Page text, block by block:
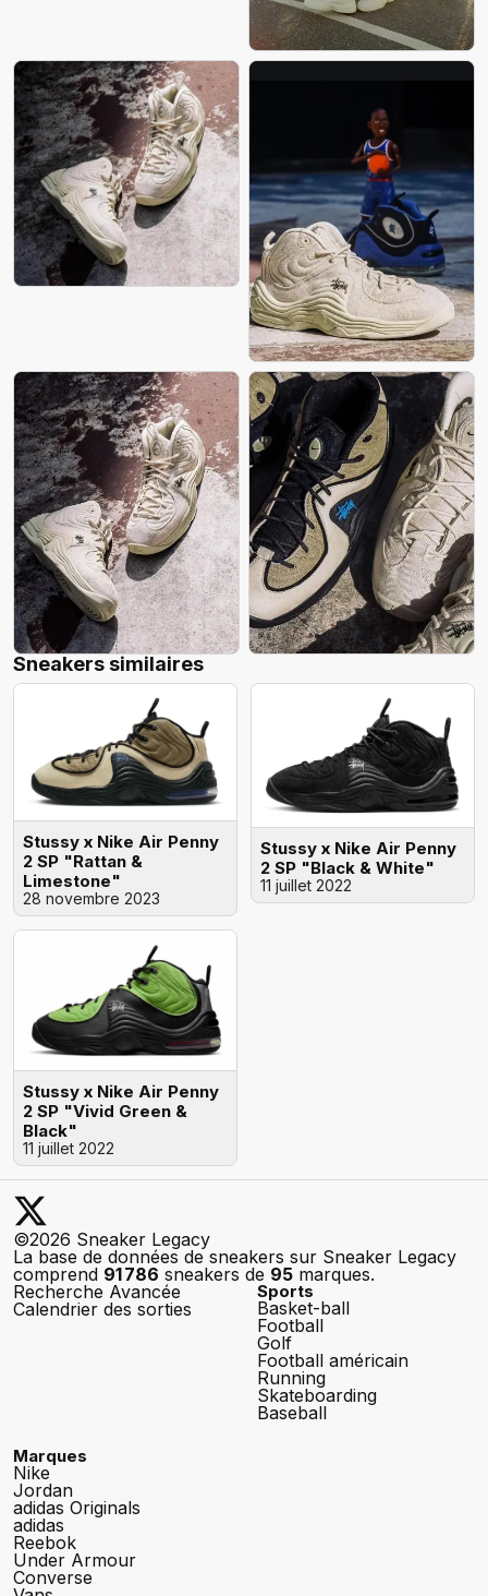
Sneakers similaires
Stussy x Nike Air Penny
2 SP "Rattan &
Limestone"
28 novembre 2023
Stussy x Nike Air Penny
2 SP "Black & White"
11 juillet 2022
Stussy x Nike Air Penny
2 SP "Vivid Green &
Black"
11 juillet 2022
©2026 Sneaker Legacy
La base de données de sneakers sur Sneaker Legacy
comprend 91 786 sneakers de 95 marques.
Recherche Avancée
Calendrier des sorties
Sports
Basket-ball
Football
Golf
Football américain
Running
Skateboarding
Baseball
Marques
Nike
Jordan
adidas Originals
adidas
Reebok
Under Armour
Converse